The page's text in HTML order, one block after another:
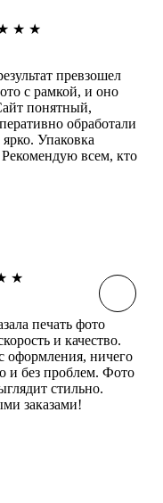
★ ★
превзошел
с рамкой, и оно
понятный,
обработали
Упаковка
всем, кто
★
печать фото
и качество.
оформления, ничего
и без проблем. Фото
стильно.
заказами!